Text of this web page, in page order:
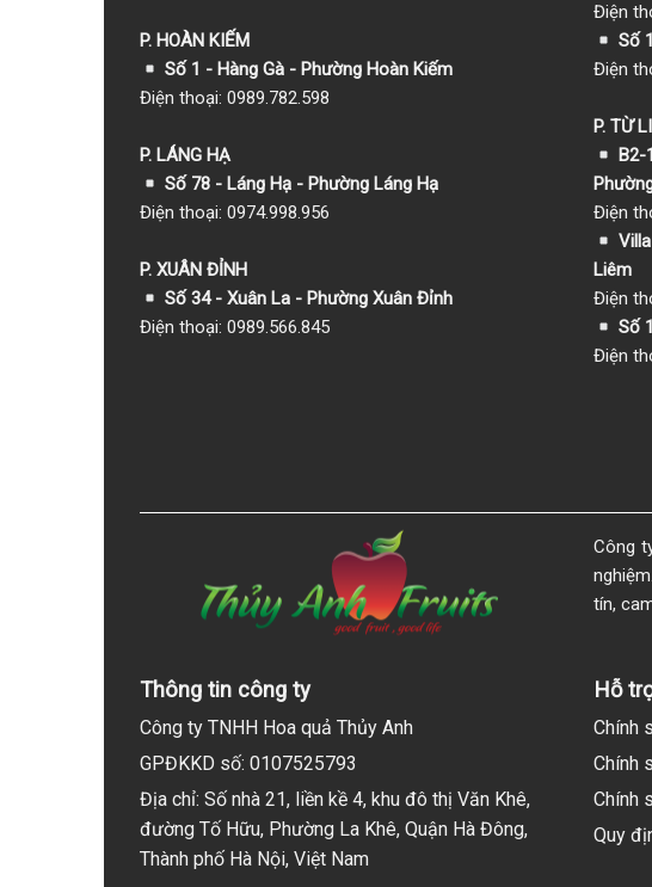
P. HOÀN KIẾM
Số 1 - Hàng Gà - Phường Hoàn Kiếm
Điện thoại: 0989.782.598
P. LÁNG HẠ
Số 78 - Láng Hạ - Phường Láng Hạ
Điện thoại: 0974.998.956
P. XUÂN ĐỈNH
Số 34 - Xuân La - Phường Xuân Đỉnh
Điện thoại: 0989.566.845
Điện
Số
Điện
P. TỪ
B2-
Điện
Liêm
Điện
Số
Điện
Công
tín,
Thông tin công ty
Công ty TNHH Hoa quả Thủy Anh
GPĐKKD số: 0107525793
Địa chỉ: Số nhà 21, liền kề 4, khu đô thị Văn Khê,
đường Tố Hữu, Phường La Khê, Quận Hà Đông,
Thành phố Hà Nội, Việt Nam
Hỗ
Chính
Chính
Chính
Quy